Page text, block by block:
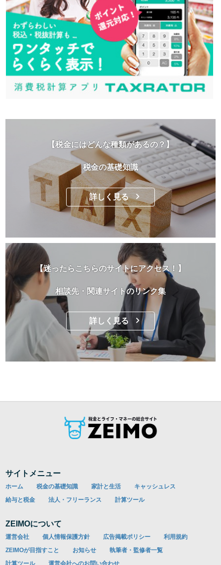
【税金にはどんな種類があるの？】
税金の基礎知識
詳しく見る
【迷ったらこちらのサイトにアクセス！】
相談先・関連サイトのリンク集
詳しく見る
サイトメニュー
ホーム 税金の基礎知識 家計と生活
キャッシュレス
給与と税金
法人・フリーランス 計算ツール
ZEIMOについて
運営会社 個人情報保護方針 広告掲載ポリシー
利用規約
ZEIMOが目指すこと
お知らせ
執筆者・監修者一覧
計算ツール
運営会社へのお問い合わせ